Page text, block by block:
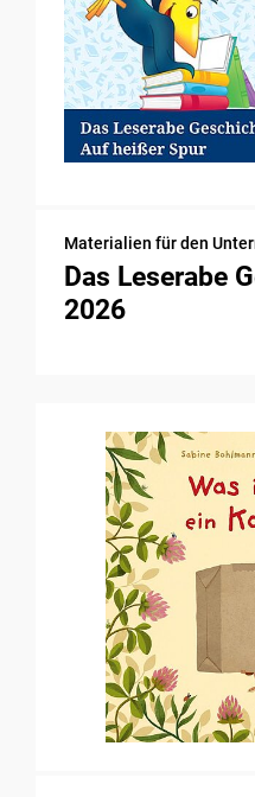
Materialien für den
Das Leserabe
2026